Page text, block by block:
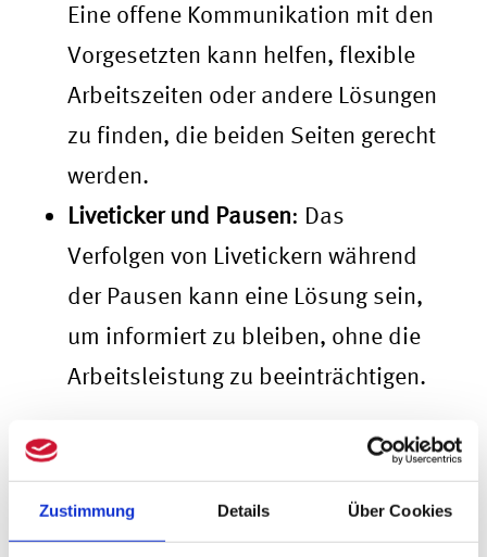
Zustimmung Details Über Cookies
Eine offene Kommunikation mit den
Vorgesetzten kann helfen, flexible
Arbeitszeiten oder andere Lösungen
zu finden, die beiden Seiten gerecht
werden.
Liveticker und Pausen: Das
Verfolgen von Livetickern während
der Pausen kann eine Lösung sein,
um informiert zu bleiben, ohne die
Arbeitsleistung zu beeinträchtigen.
Dresscode und Fanartikel im
Bürowährend Fußball-EM
Das Tragen von Fanartikeln wie Trikots